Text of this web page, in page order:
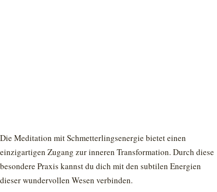
Die Meditation mit Schmetterlingsenergie bietet einen
einzigartigen Zugang zur inneren Transformation. Durch diese
besondere Praxis kannst du dich mit den subtilen Energien
dieser wundervollen Wesen verbinden.